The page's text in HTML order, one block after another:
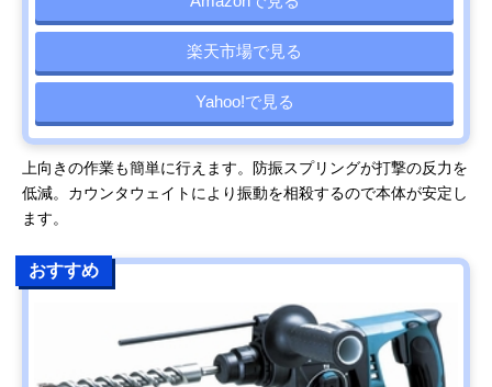
楽天市場で見る
Yahoo!で見る
上向きの作業も簡単に行えます。防振スプリングが打撃の反力を
低減。カウンタウェイトにより振動を相殺するので本体が安定し
ます。
おすすめ